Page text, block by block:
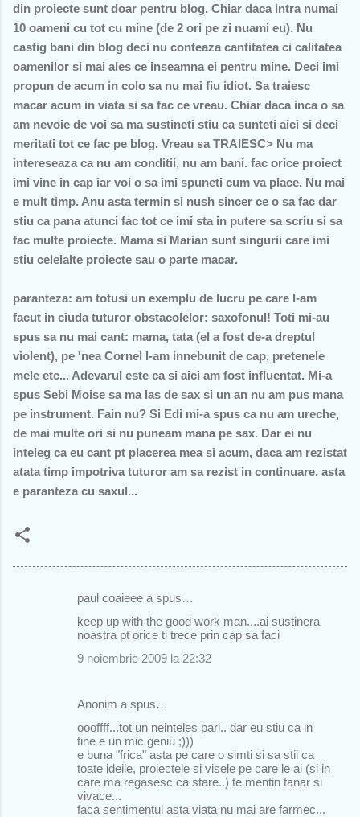
din proiecte sunt doar pentru blog. Chiar daca intra numai
10 oameni cu tot cu mine (de 2 ori pe zi nuami eu). Nu
castig bani din blog deci nu conteaza cantitatea ci calitatea
oamenilor si mai ales ce inseamna ei pentru mine. Deci imi
propun de acum in colo sa nu mai fiu idiot. Sa traiesc
macar acum in viata si sa fac ce vreau. Chiar daca inca o sa
am nevoie de voi sa ma sustineti stiu ca sunteti aici si deci
meritati tot ce fac pe blog. Vreau sa TRAIESC> Nu ma
intereseaza ca nu am conditii, nu am bani. fac orice proiect
imi vine in cap iar voi o sa imi spuneti cum va place. Nu mai
e mult timp. Anu asta termin si nush sincer ce o sa fac dar
stiu ca pana atunci fac tot ce imi sta in putere sa scriu si sa
fac multe proiecte. Mama si Marian sunt singurii care imi
stiu celelalte proiecte sau o parte macar.
paranteza: am totusi un exemplu de lucru pe care l-am
facut in ciuda tuturor obstacolelor: saxofonul! Toti mi-au
spus sa nu mai cant: mama, tata (el a fost de-a dreptul
violent), pe 'nea Cornel l-am innebunit de cap, pretenele
mele etc... Adevarul este ca si aici am fost influentat. Mi-a
spus Sebi Moise sa ma las de sax si un an nu am pus mana
pe instrument. Fain nu? Si Edi mi-a spus ca nu am ureche,
de mai multe ori si nu puneam mana pe sax. Dar ei nu
inteleg ca eu cant pt placerea mea si acum, daca am rezistat
atata timp impotriva tuturor am sa rezist in continuare. asta
e paranteza cu saxul...
paul coaieee a spus…
keep up with the good work man....ai sustinera
noastra pt orice ti trece prin cap sa faci
9 noiembrie 2009 la 22:32
Anonim a spus…
oooffff...tot un neinteles pari.. dar eu stiu ca in
tine e un mic geniu ;)))
e buna "frica" asta pe care o simti si sa stii ca
toate ideile, proiectele si visele pe care le ai (si in
care ma regasesc ca stare..) te mentin tanar si
vivace...
faca sentimentul asta viata nu mai are farmec...